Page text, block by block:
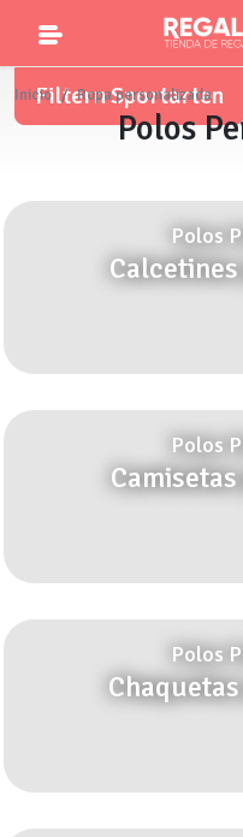
Filtern Sportarten
Inicio Ropa personalizada
Polos
Polos
Polos
Polos